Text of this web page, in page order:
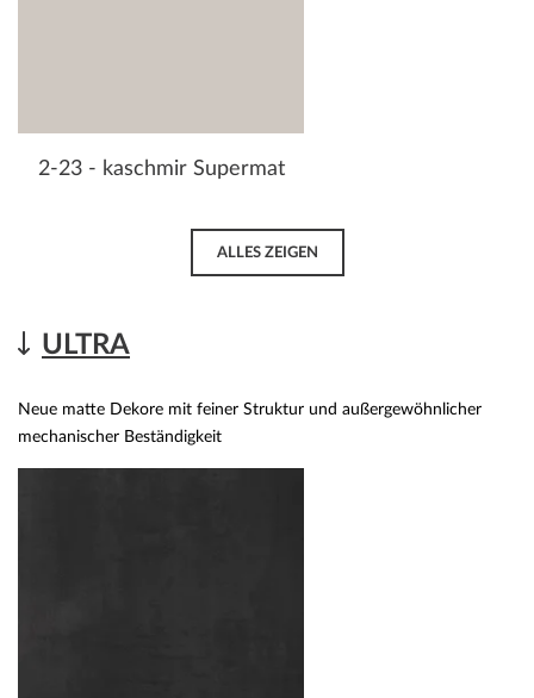
2-23 - kaschmir Supermat
ALLES ZEIGEN
ULTRA
Neue matte Dekore mit feiner Struktur und außergewöhnlicher
mechanischer Beständigkeit